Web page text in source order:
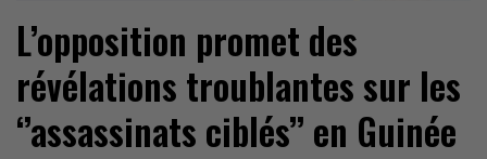
L’opposition promet des
révélations troublantes sur les
‘’assassinats ciblés’’ en Guinée